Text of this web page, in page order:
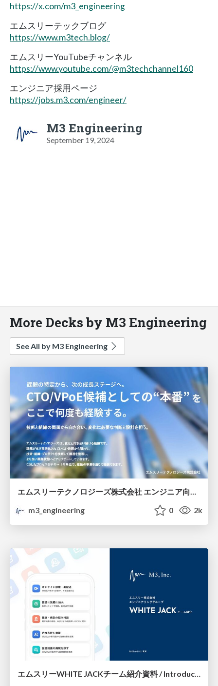
https://x.com/m3_engineering
エムスリーテックブログ
https://www.m3tech.blog/
エムスリーYouTubeチャンネル
https://www.youtube.com/@m3techchannel160
エンジニア採用ページ
https://jobs.m3.com/engineer/
M3 Engineering
September 19, 2024
More Decks by M3 Engineering
See All by M3 Engineering
エムスリーテクノロジーズ株式会社 エンジニア向け紹介資料 / M3 Technologies Company Deck
m3_engineering
0 2k